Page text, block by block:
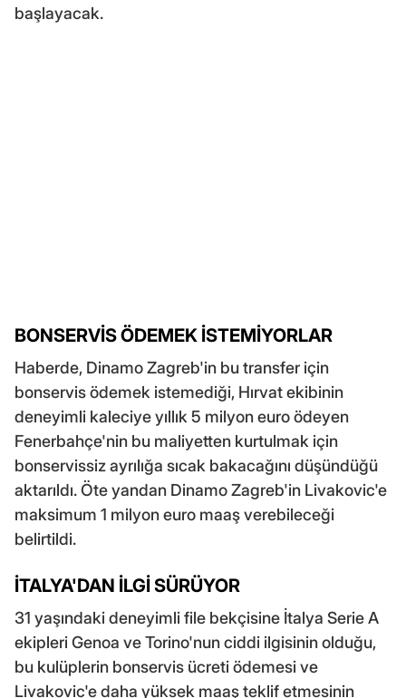
başlayacak.
BONSERVİS ÖDEMEK İSTEMİYORLAR
Haberde, Dinamo Zagreb'in bu transfer için
bonservis ödemek istemediği, Hırvat ekibinin
deneyimli kaleciye yıllık 5 milyon euro ödeyen
Fenerbahçe'nin bu maliyetten kurtulmak için
bonservissiz ayrılığa sıcak bakacağını düşündüğü
aktarıldı. Öte yandan Dinamo Zagreb'in Livakovic'e
maksimum 1 milyon euro maaş verebileceği
belirtildi.
İTALYA'DAN İLGİ SÜRÜYOR
31 yaşındaki deneyimli file bekçisine İtalya Serie A
ekipleri Genoa ve Torino'nun ciddi ilgisinin olduğu,
bu kulüplerin bonservis ücreti ödemesi ve
Livakovic'e daha yüksek maaş teklif etmesinin